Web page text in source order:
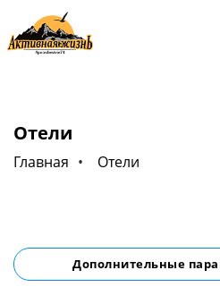
Отели
Главная Отели
Дополнительные